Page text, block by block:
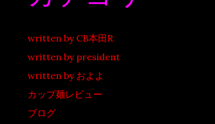
written by CB本田R
written by president
written by およよ
カップ麺レビュー
ブログ